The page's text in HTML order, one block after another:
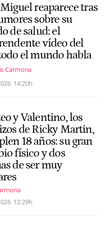
reaparece tras
sobre su
de salud: el
vídeo del
el mundo habla
Carmona
14:20h
y Valentino, los
de Ricky Martin,
18 años: su gran
físico y dos
de ser muy
12:29h